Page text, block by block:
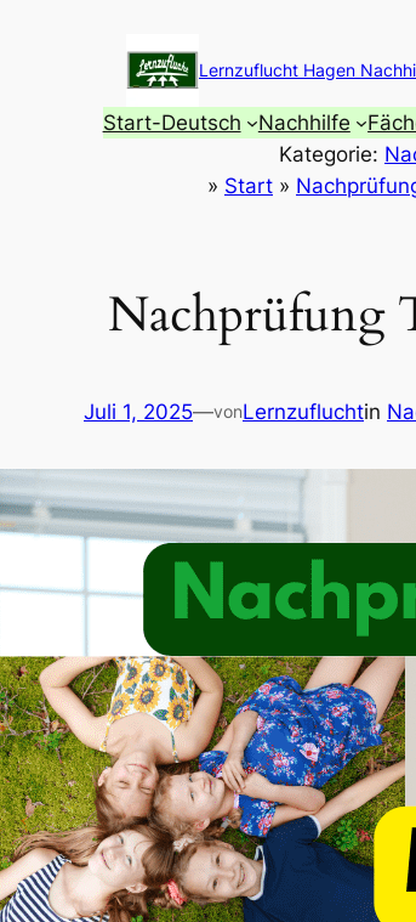
Lernzuflucht Hagen
Start-Deutsch Nachhilfe
Kategorie:
» Start »
Nachprüfung
Juli 1, 2025—vonLernzufluchtin